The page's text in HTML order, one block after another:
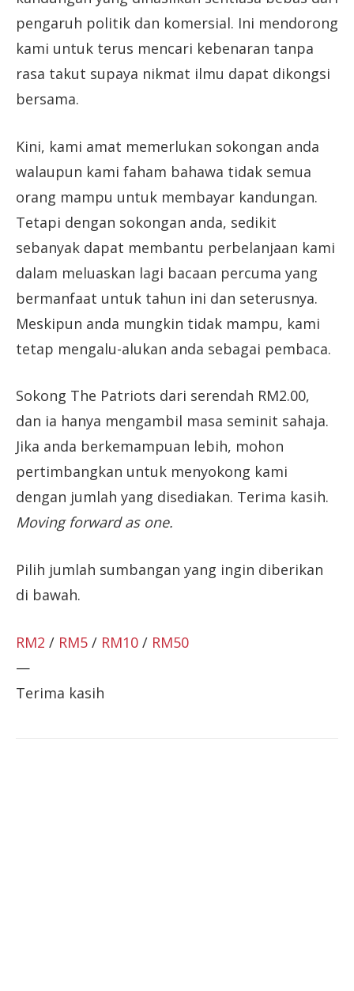
pengaruh politik dan komersial. Ini mendorong
kami untuk terus mencari kebenaran tanpa
rasa takut supaya nikmat ilmu dapat dikongsi
bersama.
Kini, kami amat memerlukan sokongan anda
walaupun kami faham bahawa tidak semua
orang mampu untuk membayar kandungan.
Tetapi dengan sokongan anda, sedikit
sebanyak dapat membantu perbelanjaan kami
dalam meluaskan lagi bacaan percuma yang
bermanfaat untuk tahun ini dan seterusnya.
Meskipun anda mungkin tidak mampu, kami
tetap mengalu-alukan anda sebagai pembaca.
Sokong The Patriots dari serendah RM2.00,
dan ia hanya mengambil masa seminit sahaja.
Jika anda berkemampuan lebih, mohon
pertimbangkan untuk menyokong kami
dengan jumlah yang disediakan. Terima kasih.
Moving forward as one.
Pilih jumlah sumbangan yang ingin diberikan
di bawah.
RM2 / RM5 / RM10 / RM50
—
Terima kasih